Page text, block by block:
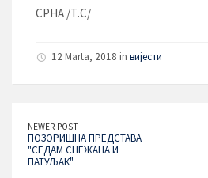
СРНА /Т.С/
12 Marta, 2018 in вијести
NEWER POST
ПОЗОРИШНА ПРЕДСТАВА
"СЕДАМ СНЕЖАНА И
ПАТУЉАК"